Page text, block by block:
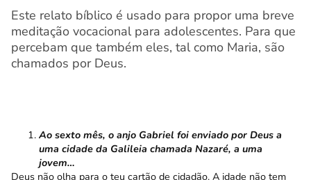
Este relato bíblico é usado para propor uma breve
meditação vocacional para adolescentes. Para que
percebam que também eles, tal como Maria, são
chamados por Deus.
Ao sexto mês, o anjo Gabriel foi enviado por Deus a
uma cidade da Galileia chamada Nazaré, a uma
jovem…
Deus não olha para o teu cartão de cidadão. A idade não tem